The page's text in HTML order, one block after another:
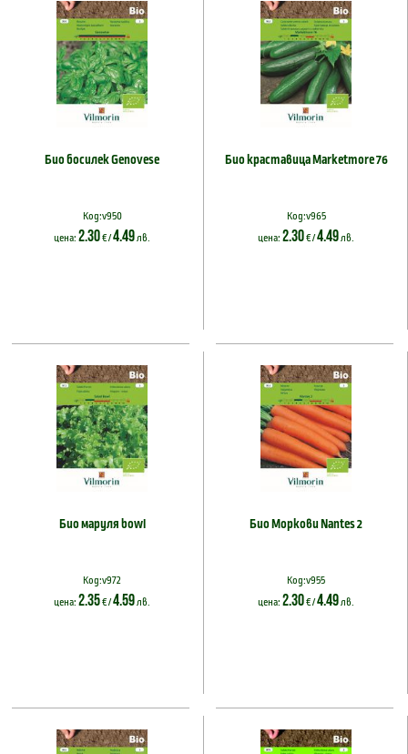
Био босилек Genovese
Код:v950
цена: 2.30€ /4.49лв.
Био краставица Marketmore 76
Код:v965
цена: 2.30€ /4.49лв.
Био маруля bowl
Код:v972
цена: 2.35€ /4.59лв.
Био Моркови Nantes 2
Код:v955
цена: 2.30€ /4.49лв.